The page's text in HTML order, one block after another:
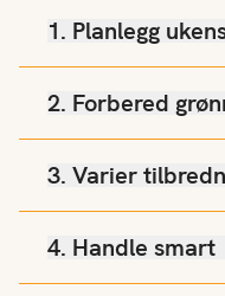
1. Planlegg
2. Forbered
3. Varier
4. Handle smart